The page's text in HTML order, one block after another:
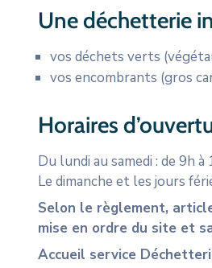
Une déchetterie
vos déchets verts
vos encombrants (gros
Horaires
Du lundi au samedi : de 9h
Le dimanche et les jours
Selon le règlement,
mise en ordre du site et
Accueil service